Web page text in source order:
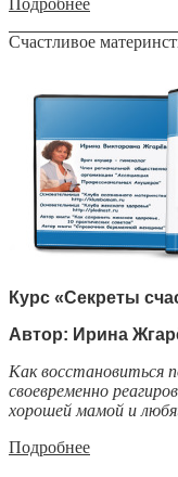
Счастливое
Курс «Секреты
Автор: Ирина
Как восстановиться
своевременно
хорошей мамой и
Подробнее